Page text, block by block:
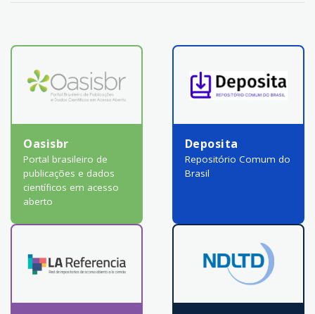
Oasisbr
Portal brasileiro de
publicações e dados
científicos em acesso
aberto
Deposita
Repositório Comum do
Brasil